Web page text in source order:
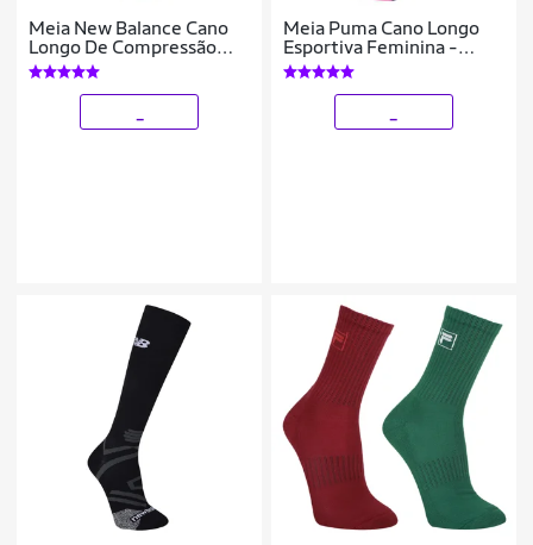
Meia New Balance Cano
Longo De Compressão
Feminina
Meia Puma Cano Longo
Esportiva Feminina -
Marinho e Rosa 34-39